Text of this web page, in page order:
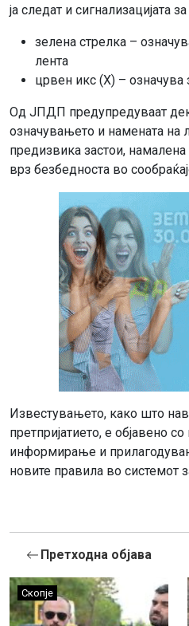
ја следат и сигнализацијата
зелена стрелка –
лента
црвен икс (X) – означува
Од ЈПДП предупредуваат
означувањето и намената на
предизвика застои,
врз безбедноста во
Известувањето, како што
претпријатието, е објавено
информирање и
новите правила во системот
Претходна објава
Скопје